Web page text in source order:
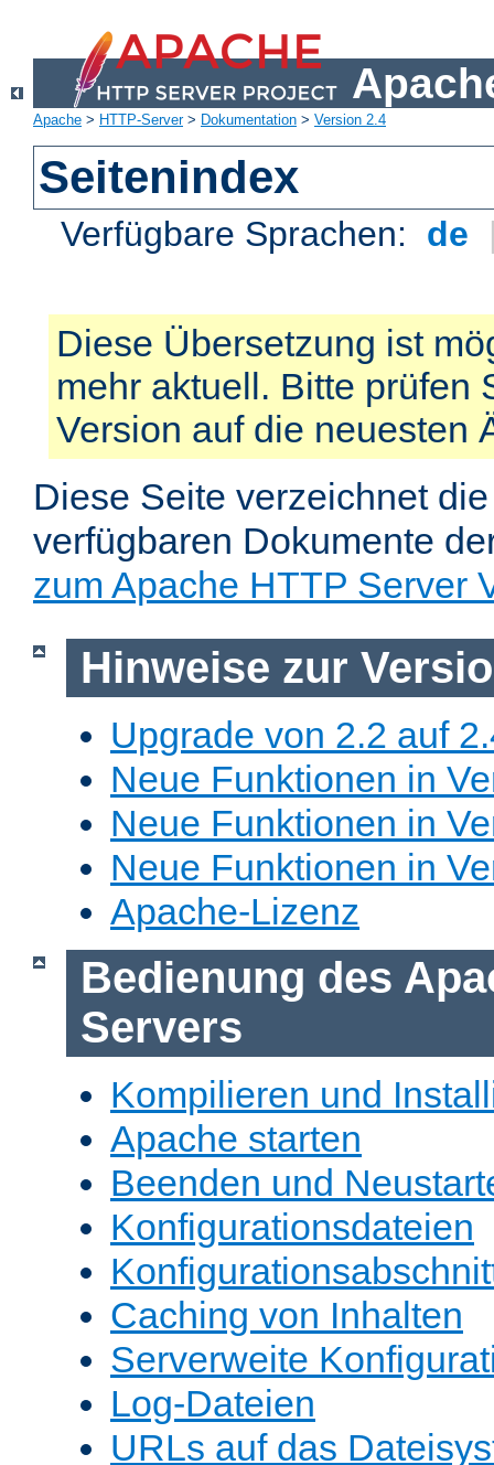
Apache > HTTP-Server> Dokumentation > Version 2.4
Seitenindex
Verfügbare Sprachen: de
Diese Übersetzung ist
mehr aktuell. Bitte prüfen
Version auf die neuesten
Diese Seite verzeichnet
verfügbaren Dokumente
zum Apache HTTP Server
Hinweise zur
Upgrade von 2.2 auf
Neue Funktionen in
Neue Funktionen in
Neue Funktionen in
Apache-Lizenz
Bedienung des
Servers
Kompilieren und
Apache starten
Beenden und
Konfigurationsdateien
Caching von Inhalten
Serverweite
Log-Dateien
URLs auf das